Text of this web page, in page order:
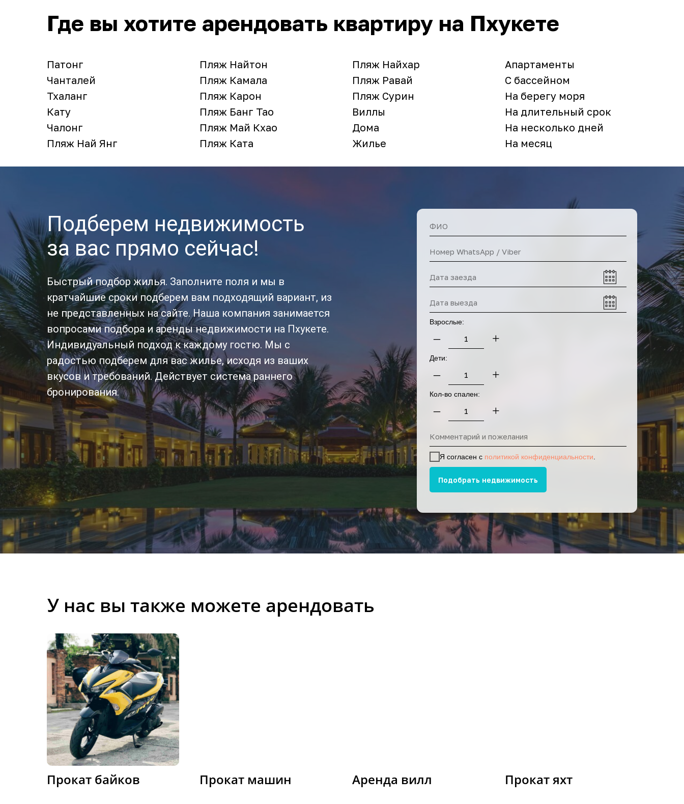
Где вы хотите арендовать квартиру на Пхукете
Патонг
Чанталей
Тхаланг
Кату
Чалонг
Пляж Най Янг
Пляж Найтон
Пляж Камала
Пляж Карон
Пляж Банг Тао
Пляж Май Кхао
Пляж Ката
Пляж Найхар
Пляж Равай
Пляж Сурин
Виллы
Дома
Жилье
Апартаменты
С бассейном
На берегу моря
На длительный срок
На несколько дней
На месяц
Подберем недвижимость
за вас прямо сейчас!
Быстрый подбор жилья. Заполните поля и мы в
кратчайшие сроки подберем вам подходящий вариант, из
не представленных на сайте. Наша компания занимается
вопросами подбора и аренды недвижимости на Пхукете.
Индивидуальный подход к каждому гостю. Мы с
радостью подберем для вас жилье, исходя из ваших
вкусов и требований. Действует система раннего
бронирования.
Взрослые:
– +
Дети:
– +
Кол-во спален:
– +
Я согласен с политикой конфиденциальности
Подобрать недвижимость
Прокат байков Прокат машин Аренда вилл Прокат яхт
У нас вы также можете арендовать